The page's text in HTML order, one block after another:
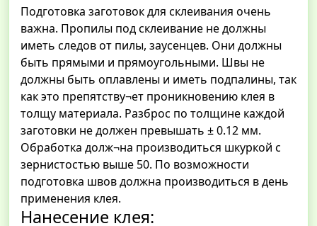
Подготовка заготовок для склеивания очень
важна. Пропилы под склеивание не должны
иметь следов от пилы, заусенцев. Они должны
быть прямыми и прямоугольными. Швы не
должны быть оплавлены и иметь подпалины, так
как это препятству¬ет проникновению клея в
толщу материала. Разброс по толщине каждой
заготовки не должен превышать ± 0.12 мм.
Обработка долж¬на производиться шкуркой с
зернистостью выше 50. По возможности
подготовка швов должна производиться в день
применения клея.
Нанесение клея: